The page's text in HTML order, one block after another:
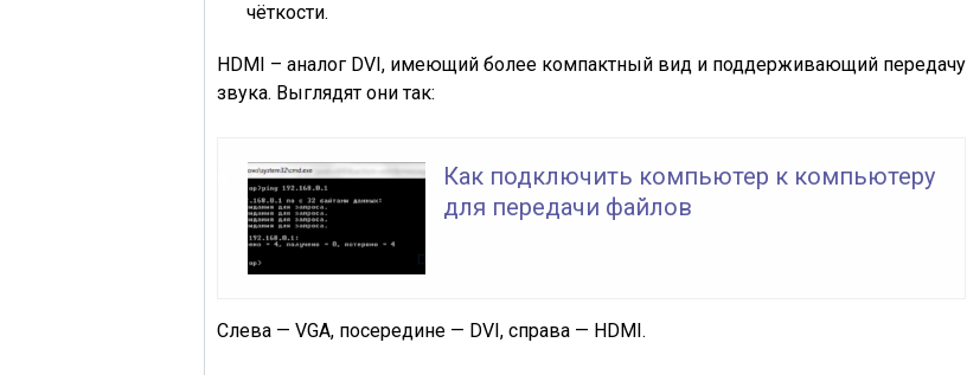
чёткости.
HDMI – аналог DVI, имеющий более компактный вид и поддерживающий передачу
звука. Выглядят они так:
Как подключить компьютер к компьютеру
для передачи файлов
Слева — VGA, посередине — DVI, справа — HDMI.